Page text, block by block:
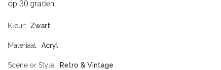
op 30 graden.
Kleur Zwart
Materiaal Acryl
Scene or Style Retro & Vintage